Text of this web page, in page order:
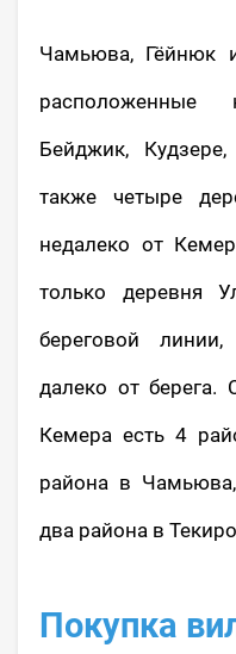
Чамьюва, Гёйнюк
Бейджик,
также четыре
недалеко от
только деревня
береговой
далеко от берега.
Кемера есть 4
района в
два района в
Покупка